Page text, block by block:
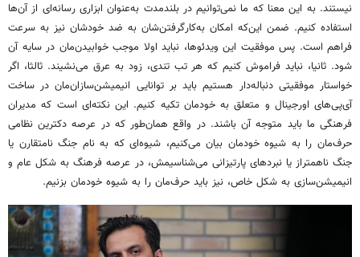
نیستند. به این معنا که ما نمی‌توانیم در بلندمدت به‌عنوان ابزاری رسانه‌ای از آن‌ها
استفاده کنیم. ضمن این‌که امکان به‌کارگرفتن‌شان به ضد خودشان نیز به سرعت
فراهم است. پس موفقیت این ویدئوها، نباید اولا موجب خوابیدن‌مان در سایه آن
شود. ثانیا، نباید فراموش کنیم که هر تب تندی، زود به عرق می‌نشیند. ثالثا، اگر
خواستار موفقیتی دنباله‌دار هستیم باید بر توانایی‌ انیمیشن‌سازان‌مان در ساخت
آی‌پی‌های اورجینال و متعلق به خودمان تکیه کنیم. این نکته‌ای است که مدیران
فرهنگی ما باید متوجه آن باشند. در واقع همان‌طور که در عرصه دکترین نظامی
حرف‌مان را به شیوه خودمان بیان می‌کنیم، شیوه‌ای که به نام جنگ نامتقارن یا
جنگ ناهمتراز یا نبردهای پارتیزانی می‌شناسیمش، در عرصه فرهنگ به شکل عام و
انیمیشن‌سازی به شکل خاص، نیز باید حرف‌مان را به شیوه خودمان بزنیم.